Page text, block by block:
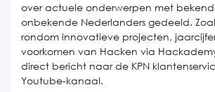
over actuele onderwerpen met
onbekende Nederlanders gedeeld.
rondom innovatieve projecten,
voorkomen van Hacken via
direct bericht naar de KPN
Youtube-kanaal.